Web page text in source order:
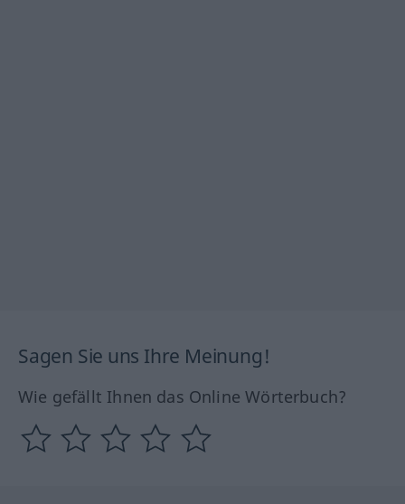
Sagen Sie uns Ihre Meinung!
Wie gefällt Ihnen das Online Wörterbuch?